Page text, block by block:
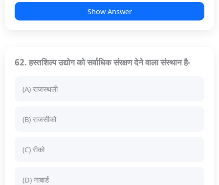
Show Answer
62. हस्तशिल्प उद्योग को सर्वाधिक संरक्षण देने वाला संस्थान है-
(A) राजस्थली
(B) राजसीको
(C) रीको
(D) नाबार्ड